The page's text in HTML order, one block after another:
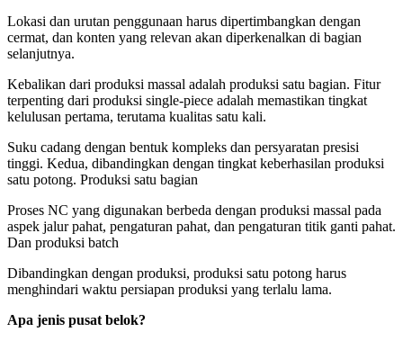
Lokasi dan urutan penggunaan harus dipertimbangkan dengan
cermat, dan konten yang relevan akan diperkenalkan di bagian
selanjutnya.
Kebalikan dari produksi massal adalah produksi satu bagian. Fitur
terpenting dari produksi single-piece adalah memastikan tingkat
kelulusan pertama, terutama kualitas satu kali.
Suku cadang dengan bentuk kompleks dan persyaratan presisi
tinggi. Kedua, dibandingkan dengan tingkat keberhasilan produksi
satu potong. Produksi satu bagian
Proses NC yang digunakan berbeda dengan produksi massal pada
aspek jalur pahat, pengaturan pahat, dan pengaturan titik ganti pahat.
Dan produksi batch
Dibandingkan dengan produksi, produksi satu potong harus
menghindari waktu persiapan produksi yang terlalu lama.
Apa jenis pusat belok?